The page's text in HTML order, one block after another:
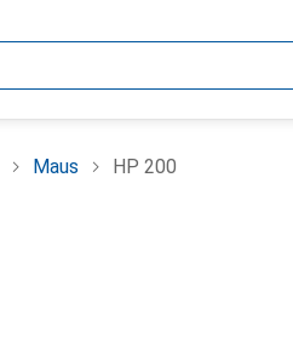
Maus HP 200